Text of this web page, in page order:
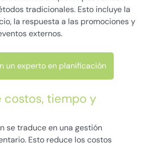
tradicionales. Esto incluye la
la respuesta a las promociones y
externos.
un experto en planificación
costos, tiempo y
se traduce en una gestión
Esto reduce los costos